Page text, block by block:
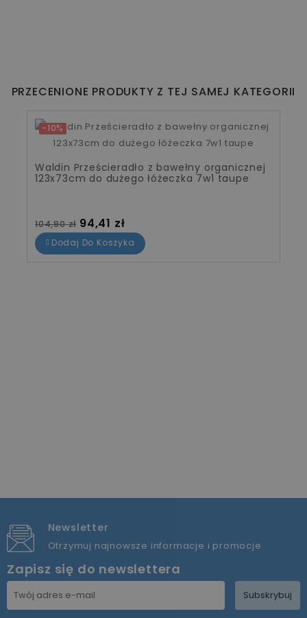
PRZECENIONE PRODUKTY Z TEJ SAMEJ KATEGORII
-10%
Waldin Prześcieradło z bawełny organicznej
123x73cm do dużego łóżeczka 7w1 taupe
Cena standardowa
104,90 zł Cena
94,41 zł
Dodaj Do Koszyka
Newsletter
Otrzymuj najnowsze informacje i promocje
Zapisz się do newslettera
Subskrybuj